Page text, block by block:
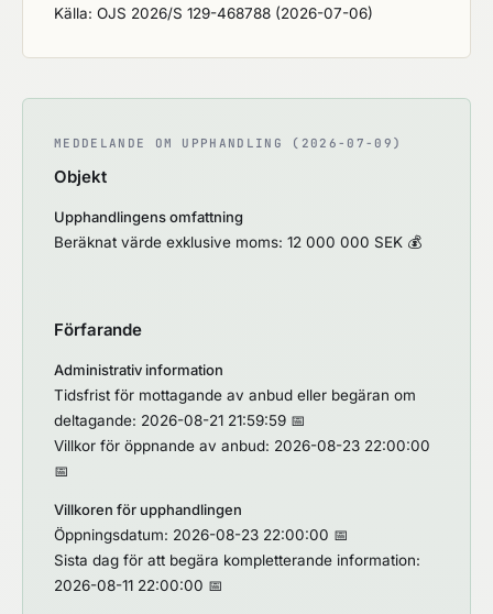
förvaltningsrätten inom sex månader från det att
ansökan om överprövning av avtalets giltighet ha
kommit in innan 30 dagar har gått (20 kap. 17 §
LOU). Samma 30-dagarsfrist gäller om en
efterannons om avtalets tilldelning har publicerats.
Källa: OJS 2026/S 129-468788 (2026-07-06)
MEDDELANDE OM UPPHANDLING (2026-07-09)
Objekt
Upphandlingens omfattning
Beräknat värde exklusive moms: 12 000 000 SEK 💰
Förfarande
Administrativ information
Tidsfrist för mottagande av anbud eller begäran om
deltagande: 2026-08-21 21:59:59 📅
Villkor för öppnande av anbud: 2026-08-23 22:00:00
📅
Villkoren för upphandlingen
Öppningsdatum: 2026-08-23 22:00:00 📅
Sista dag för att begära kompletterande information:
2026-08-11 22:00:00 📅